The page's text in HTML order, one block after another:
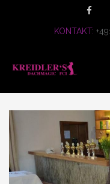
KONTAKT:
WIR
UNSERE HÜNDINNEN